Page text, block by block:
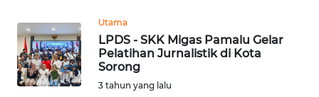
Utama
LPDS - SKK Migas Pamalu Gelar
Pelatihan Jurnalistik di Kota
Sorong
3 tahun yang lalu
WN
SERAMBI
WN
JAMBI